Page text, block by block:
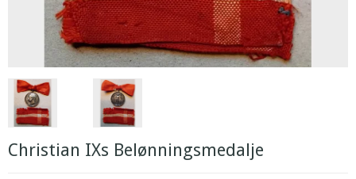
Christian IXs Belønningsmedalje